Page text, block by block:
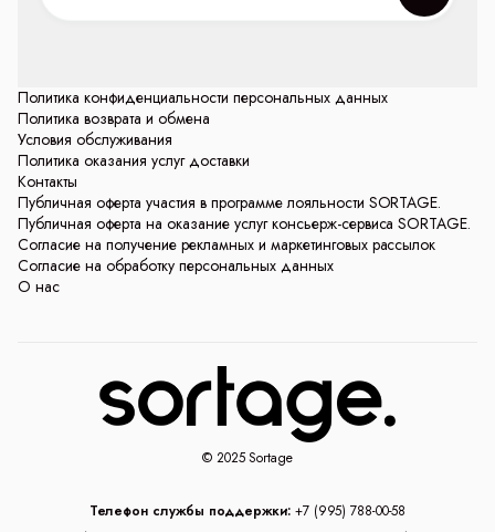
Политика конфиденциальности персональных данных
Политика возврата и обмена
Условия обслуживания
Политика оказания услуг доставки
Контакты
Публичная оферта участия в программе лояльности SORTAGE.
Публичная оферта на оказание услуг консьерж-сервиса SORTAGE.
Согласие на получение рекламных и маркетинговых рассылок
Согласие на обработку персональных данных
О нас
© 2025 Sortage
Телефон службы поддержки: +7 (995) 788-00-58